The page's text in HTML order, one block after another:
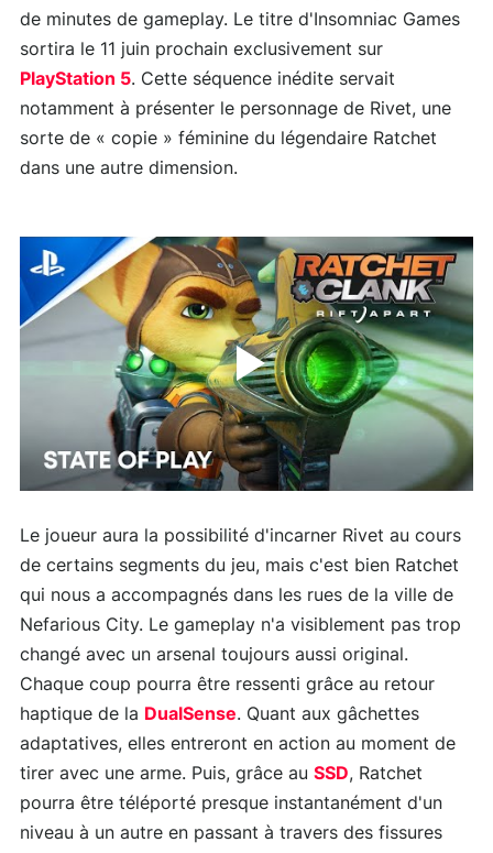
de minutes de gameplay. Le titre d'Insomniac Games
sortira le 11 juin prochain exclusivement sur
PlayStation 5. Cette séquence inédite servait
notamment à présenter le personnage de Rivet, une
sorte de « copie » féminine du légendaire Ratchet
dans une autre dimension.
Le joueur aura la possibilité d'incarner Rivet au cours
de certains segments du jeu, mais c'est bien Ratchet
qui nous a accompagnés dans les rues de la ville de
Nefarious City. Le gameplay n'a visiblement pas trop
changé avec un arsenal toujours aussi original.
Chaque coup pourra être ressenti grâce au retour
haptique de la DualSense. Quant aux gâchettes
adaptatives, elles entreront en action au moment de
tirer avec une arme. Puis, grâce au SSD, Ratchet
pourra être téléporté presque instantanément d'un
niveau à un autre en passant à travers des fissures